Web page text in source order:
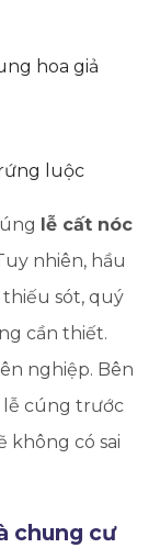
hoa giả
luộc
lễ cất nóc
nhiên, hầu
sót, quý
cần thiết.
nghiệp. Bên
lễ cúng trước
không có sai
chung cư